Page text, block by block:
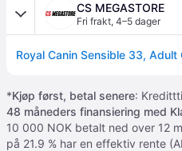
CS MEGASTORE
Fri frakt, 4–5 dager
*Kjøp først, betal senere:
48 måneders finansiering med
10 000 NOK betalt ned over 12
på 21.9 % har en effektiv rente